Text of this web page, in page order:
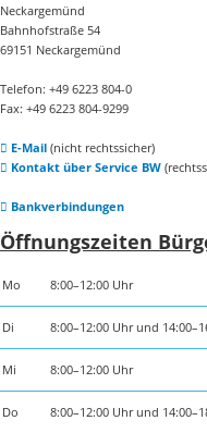
Neckargemünd
Bahnhofstraße 54
69151 Neckargemünd
Telefon: +49 6223 804-0
Fax: +49 6223 804-9299
E-Mail(nicht rechtssicher)
Kontakt über Service BW
Bankverbindungen
Öffnungszeiten
Mo 8:00–12:00 Uhr
Di 8:00–12:00 Uhr und
Mi 8:00–12:00 Uhr
Do 8:00–12:00 Uhr und